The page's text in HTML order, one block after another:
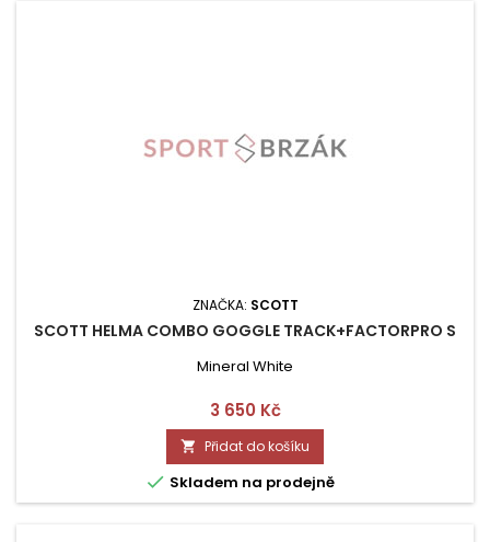
ZNAČKA: SCOTT
SCOTT HELMA COMBO GOGGLE TRACK+FACTORPRO S
Mineral White
Cena
3 650 Kč
 Přidat do košíku
 Skladem na prodejně